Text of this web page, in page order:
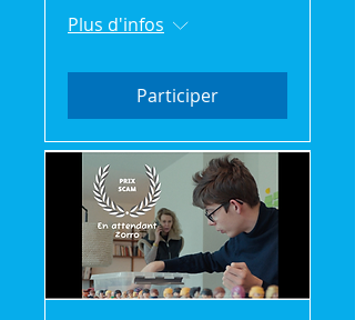
Plus d'infos
Participer